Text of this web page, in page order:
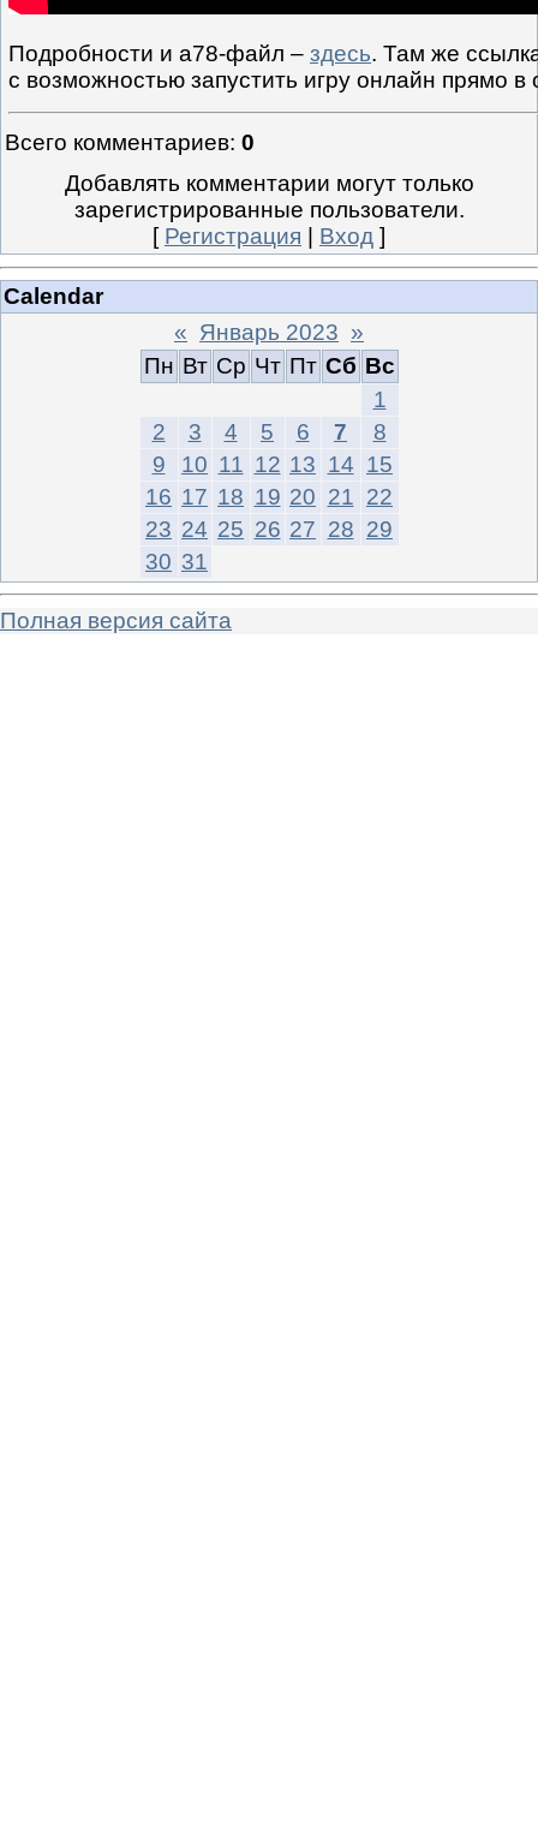
Подробности и a78-файл – здесь. Там же
с возможностью запустить игру онлайн прямо в
Всего комментариев: 0
Добавлять комментарии могут только
зарегистрированные пользователи.
[ Регистрация Вход ]
Calendar
« Январь 2023 »
Пн Вт Ср Чт Пт Сб Вс
1
2
3 4 5 6 7
8
9
10 11 12 13 14 15
16 17 18 19 20 21 22
23 24 25 26 27 28 29
30 31
Полная версия сайта